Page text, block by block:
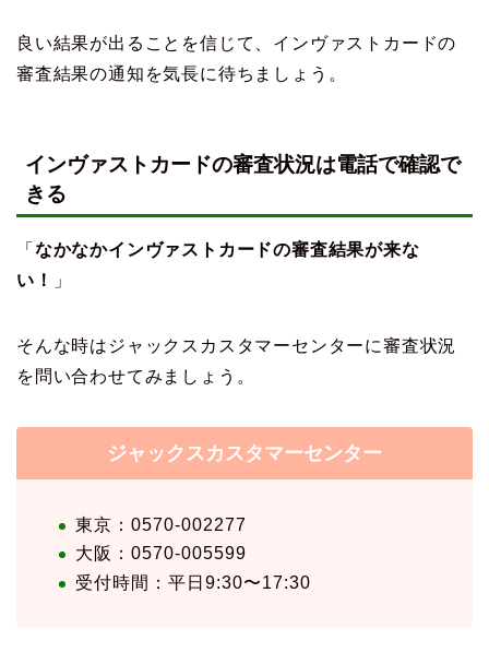
良い結果が出ることを信じて、インヴァストカードの
審査結果の通知を気長に待ちましょう。
インヴァストカードの審査状況は電話で確認で
きる
「 なかなかインヴァストカードの審査結果が来な
い！
」
そんな時はジャックスカスタマーセンターに審査状況
を問い合わせてみましょう。
ジャックスカスタマーセンター
東京：0570-002277
大阪：0570-005599
受付時間：平日9:30〜17:30